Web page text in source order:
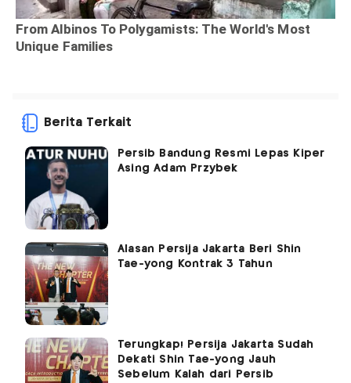
Berita Terkait
Persib Bandung Resmi Lepas Kiper
Asing Adam Przybek
Alasan Persija Jakarta Beri Shin
Tae-yong Kontrak 3 Tahun
Terungkap! Persija Jakarta Sudah
Dekati Shin Tae-yong Jauh
Sebelum Kalah dari Persib